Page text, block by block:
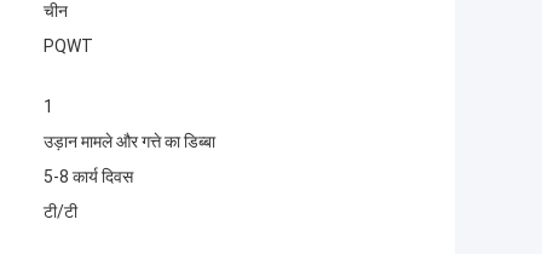
चीन
PQWT
1
उड़ान मामले और गत्ते का डिब्बा
5-8 कार्य दिवस
टी/टी